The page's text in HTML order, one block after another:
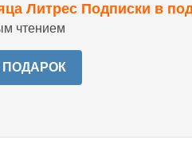
Литрес Подписки в
чтением
ПОДАРОК